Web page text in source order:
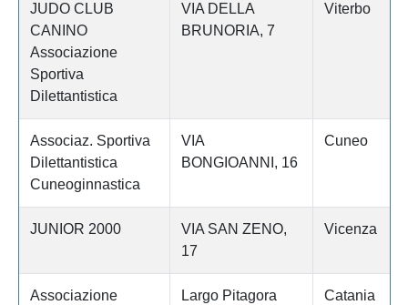
JUDO CLUB
CANINO
Associazione
Sportiva
Dilettantistica
VIA DELLA
BRUNORIA, 7
Viterbo
Associaz. Sportiva
Dilettantistica
Cuneoginnastica
VIA
BONGIOANNI, 16
Cuneo
JUNIOR 2000
VIA SAN ZENO,
17
Vicenza
Associazione
Largo Pitagora Catania